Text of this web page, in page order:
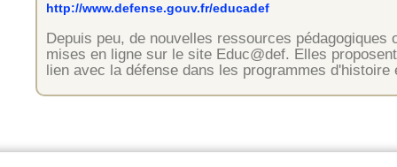
http://www.defense.gouv.fr/educadef
Depuis peu, de nouvelles ressources pédagogiques
mises en ligne sur le site Educ@def. Elles
lien avec la défense dans les programmes d'histoire